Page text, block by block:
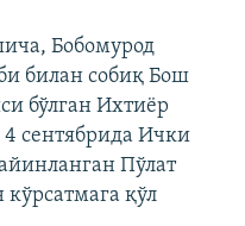
Бобомурод
билан собиқ Бош
бўлган Ихтиёр
4 сентябрида Ички
Пўлат
қўл